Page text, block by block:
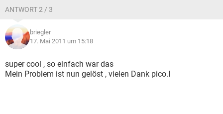
ANTWORT 2 / 3
briegler
17. Mai 2011 um 15:18
super cool , so einfach war das
Mein Problem ist nun gelöst , vielen Dank pico.I